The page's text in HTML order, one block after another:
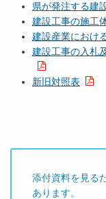
県が発注する建
建設工事の施工
建設産業におけ
建設工事の入札
新旧対照表
添付資料を見る
あります。